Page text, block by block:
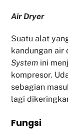
Air Dryer
Suatu alat
kandungan air
System ini
kompresor.
sebagian
lagi
Fungsi